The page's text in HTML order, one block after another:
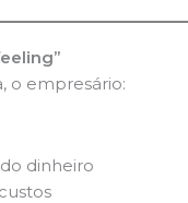
o empresário:
dinheiro